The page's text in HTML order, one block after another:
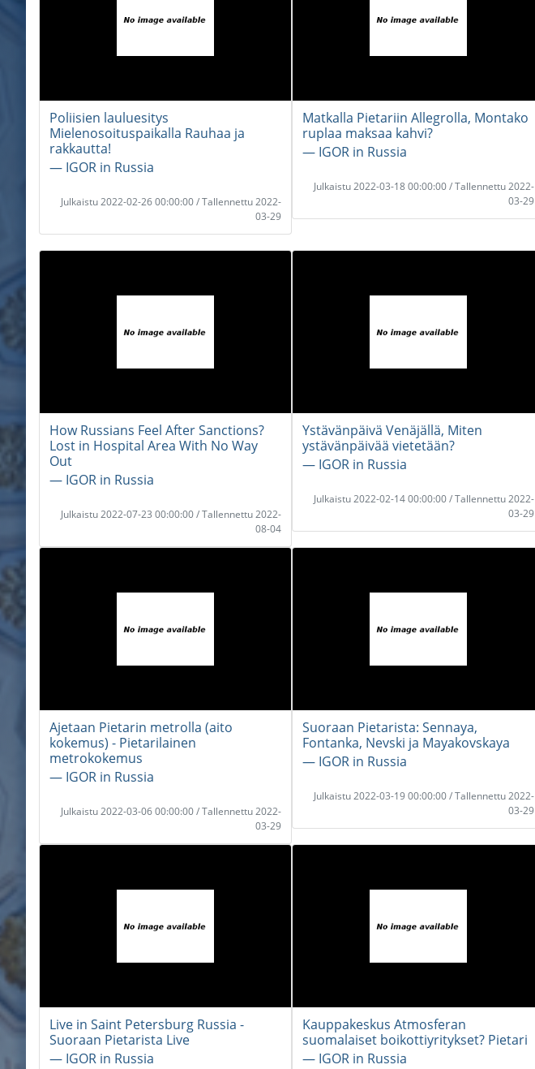
Poliisien lauluesitys
Mielenosoituspaikalla Rauhaa ja
rakkautta!
― IGOR in Russia
Julkaistu 2022-02-26 00:00:00 / Tallennettu 2022-
03-29
Matkalla Pietariin Allegrolla, Montako
ruplaa maksaa kahvi?
― IGOR in Russia
Julkaistu 2022-03-18 00:00:00 / Tallennettu 2022-
03-29
How Russians Feel After Sanctions?
Lost in Hospital Area With No Way
Out
― IGOR in Russia
Julkaistu 2022-07-23 00:00:00 / Tallennettu 2022-
08-04
Ystävänpäivä Venäjällä, Miten
ystävänpäivää vietetään?
― IGOR in Russia
Julkaistu 2022-02-14 00:00:00 / Tallennettu 2022-
03-29
Ajetaan Pietarin metrolla (aito
kokemus) - Pietarilainen
metrokokemus
― IGOR in Russia
Julkaistu 2022-03-06 00:00:00 / Tallennettu 2022-
03-29
Suoraan Pietarista: Sennaya,
Fontanka, Nevski ja Mayakovskaya
― IGOR in Russia
Julkaistu 2022-03-19 00:00:00 / Tallennettu 2022-
03-29
Live in Saint Petersburg Russia -
Suoraan Pietarista Live
― IGOR in Russia
Kauppakeskus Atmosferan
suomalaiset boikottiyritykset? Pietari
― IGOR in Russia